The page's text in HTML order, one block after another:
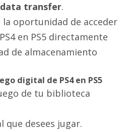
data transfer.
oportunidad de acceder
en PS5 directamente
de almacenamiento
digital de PS4 en PS5
de tu biblioteca
que desees jugar.